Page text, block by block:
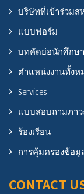
บริษัทที่เข้าร่วมส
แบบฟอร์ม
บทคัดย่อนักศึกษ
ตำแหน่งงานทั้งห
Services
แบบสอบถามภา
ร้องเรียน
การคุ้มครองข้อ
CONTACT